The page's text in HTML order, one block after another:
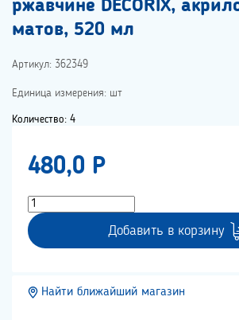
ржавчине DECORIX,
матов, 520 мл
Артикул: 362349
Единица измерения: шт
Количество: 4
480,0 P
Добавить в корзину
Найти ближайший магазин